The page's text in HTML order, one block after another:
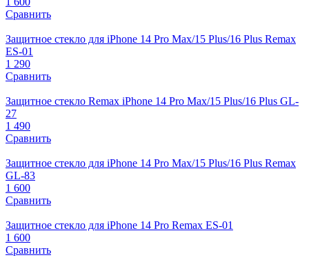
Сравнить
Защитное стекло для iPhone 14 Pro Max/15 Plus/16 Plus Remax
ES-01
1 290
Сравнить
Защитное стекло Remax iPhone 14 Pro Max/15 Plus/16 Plus GL-
27
1 490
Сравнить
Защитное стекло для iPhone 14 Pro Max/15 Plus/16 Plus Remax
GL-83
1 600
Сравнить
Защитное стекло для iPhone 14 Pro Remax ES-01
1 600
Сравнить